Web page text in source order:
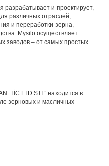
разрабатывает и проектирует,
различных отраслей,
и переработки зерна,
Мysilo осуществляет
заводов – от самых простых
TİC.LTD.STİ ” находится в
зерновых и масличных